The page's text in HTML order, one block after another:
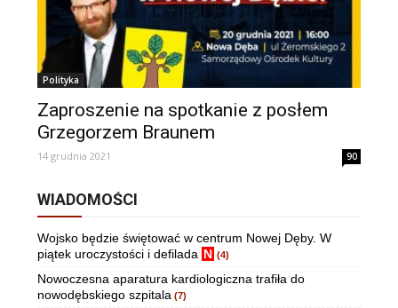
Polityka
Zaproszenie na spotkanie z posłem
Grzegorzem Braunem
14 grudnia 2021 90
WIADOMOŚCI
Wojsko będzie świętować w centrum Nowej Dęby. W
piątek uroczystości i defilada N (4)
Nowoczesna aparatura kardiologiczna trafiła do
nowodębskiego szpitala (7)